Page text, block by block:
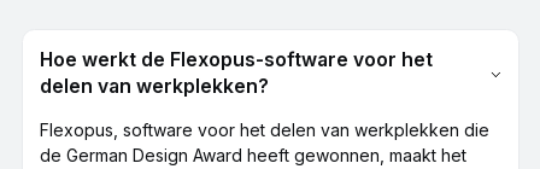
Hoe werkt de Flexopus-software voor het
delen van werkplekken?
Flexopus, software voor het delen van werkplekken die
de German Design Award heeft gewonnen, maakt het